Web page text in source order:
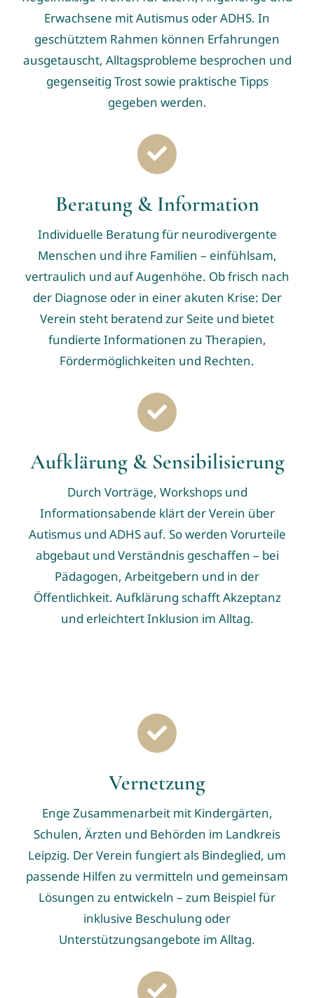
Erwachsene mit Autismus oder ADHS. In
geschütztem Rahmen können Erfahrungen
ausgetauscht, Alltagsprobleme besprochen und
gegenseitig Trost sowie praktische Tipps
gegeben werden.
Beratung & Information
Individuelle Beratung für neurodivergente
Menschen und ihre Familien – einfühlsam,
vertraulich und auf Augenhöhe. Ob frisch nach
der Diagnose oder in einer akuten Krise: Der
Verein steht beratend zur Seite und bietet
fundierte Informationen zu Therapien,
Fördermöglichkeiten und Rechten.
Aufklärung & Sensibilisierung
Durch Vorträge, Workshops und
Informationsabende klärt der Verein über
Autismus und ADHS auf. So werden Vorurteile
abgebaut und Verständnis geschaffen – bei
Pädagogen, Arbeitgebern und in der
Öffentlichkeit. Aufklärung schafft Akzeptanz
und erleichtert Inklusion im Alltag.
Vernetzung
Enge Zusammenarbeit mit Kindergärten,
Schulen, Ärzten und Behörden im Landkreis
Leipzig. Der Verein fungiert als Bindeglied, um
passende Hilfen zu vermitteln und gemeinsam
Lösungen zu entwickeln – zum Beispiel für
inklusive Beschulung oder
Unterstützungsangebote im Alltag.